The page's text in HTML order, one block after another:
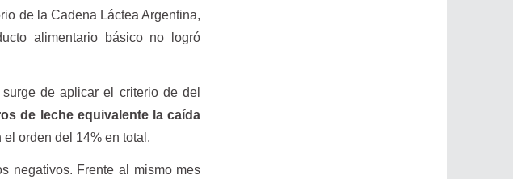
de la Cadena Láctea Argentina,
alimentario básico no logró
de aplicar el criterio de del
de leche equivalente la caída
orden del 14% en total.
negativos. Frente al mismo mes